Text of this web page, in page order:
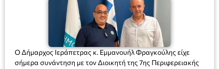
Ο Δήμαρχος Ιεράπετρας κ. Εμμανουήλ Φραγκούλης είχε
σήμερα συνάντηση με τον Διοικητή της 7ης Περιφερειακής